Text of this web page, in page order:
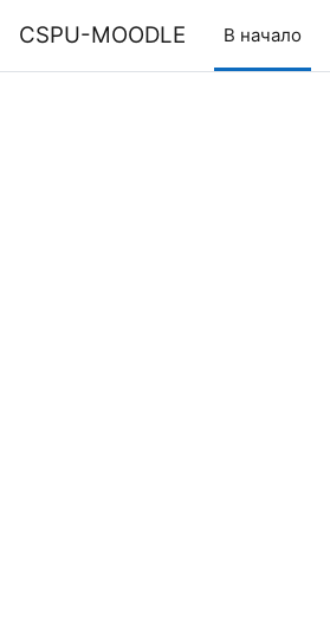
CSPU-MOODLE В начало